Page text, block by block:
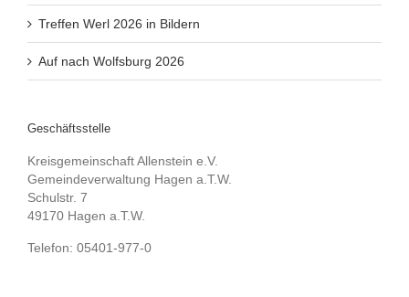
Treffen Werl 2026 in Bildern
Auf nach Wolfsburg 2026
Geschäftsstelle
Kreisgemeinschaft Allenstein e.V.
Gemeindeverwaltung Hagen a.T.W.
Schulstr. 7
49170 Hagen a.T.W.
Telefon: 05401-977-0